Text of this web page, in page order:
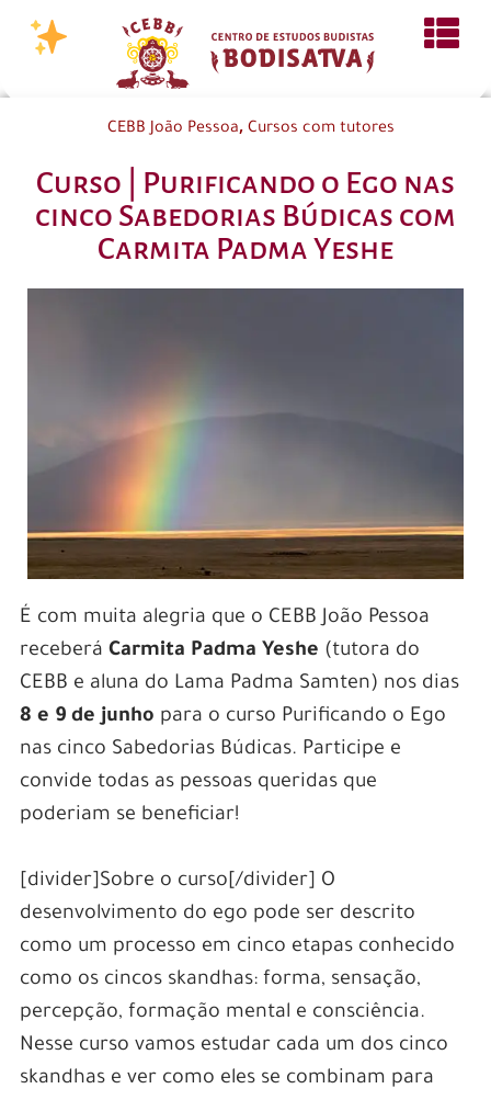
CEBB João Pessoa, Cursos com tutores
Curso | Purificando o Ego nas
cinco Sabedorias Búdicas com
Carmita Padma Yeshe
É com muita alegria que o CEBB João Pessoa
receberá Carmita Padma Yeshe (tutora do
CEBB e aluna do Lama Padma Samten) nos dias
8 e 9 de junho para o curso Purificando o Ego
nas cinco Sabedorias Búdicas. Participe e
convide todas as pessoas queridas que
poderiam se beneficiar!
[divider]Sobre o curso[/divider] O
desenvolvimento do ego pode ser descrito
como um processo em cinco etapas conhecido
como os cincos skandhas: forma, sensação,
percepção, formação mental e consciência.
Nesse curso vamos estudar cada um dos cinco
skandhas e ver como eles se combinam para